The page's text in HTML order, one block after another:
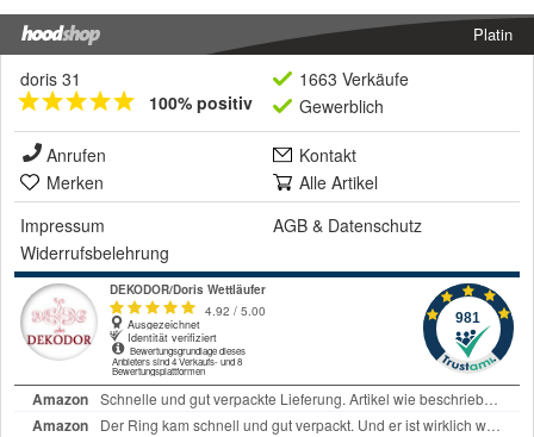
Platin
doris 31
100% positiv
1663 Verkäufe
Gewerblich
Anrufen
Kontakt
Merken
Alle Artikel
Impressum
AGB & Datenschutz
Widerrufsbelehrung